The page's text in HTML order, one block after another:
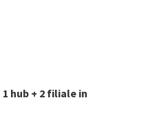
hub + 2 filiale in